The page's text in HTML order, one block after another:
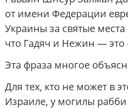
от имени Федерации
Украины за святые места
что Гадяч и Нежин —
Эта фраза многое
Для тех, кто не может в
Израиле, у могилы